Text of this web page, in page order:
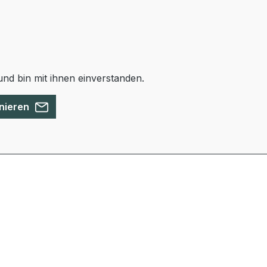
bin mit ihnen einverstanden.